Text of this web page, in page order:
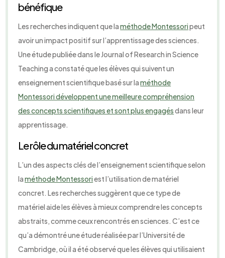
bénéfique
Les recherches indiquent que laméthode Montessoripeut
avoir un impact positif sur l’apprentissage des sciences.
Une étude publiée dans le Journal of Research in Science
Teaching a constaté que les élèves qui suivent un
enseignement scientifique basé sur laméthode
Montessori développent une meilleure compréhension
des concepts scientifiques et sont plus engagésdans leur
apprentissage.
Le rôle du matériel concret
L’un des aspects clés de l’enseignement scientifique selon
laméthode Montessoriest l’utilisation de matériel
concret. Les recherches suggèrent que ce type de
matériel aide les élèves à mieux comprendre les concepts
abstraits, comme ceux rencontrés en sciences. C’est ce
qu’a démontré une étude réalisée par l’Université de
Cambridge, où il a été observé que les élèves qui utilisaient